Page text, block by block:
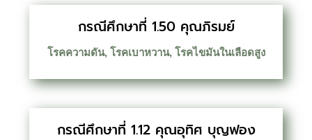
กรณีศึกษาที่ 1.50 คุณภิรมย์
โรคความดัน, โรคเบาหวาน, โรคไขมันในเลือดสูง
กรณีศึกษาที่ 1.12 คุณอุทิศ บุญฟอง